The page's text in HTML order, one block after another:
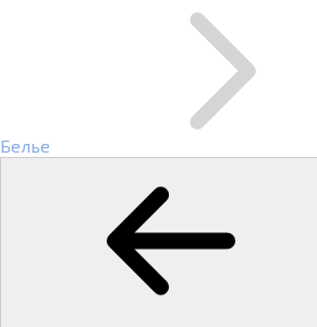
Белье